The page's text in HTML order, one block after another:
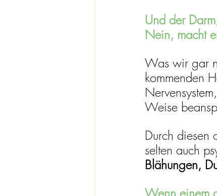
Und der
Nein, macht
Was wir gar
kommenden
Weise
Durch diesen
selten auch
Blähungen,